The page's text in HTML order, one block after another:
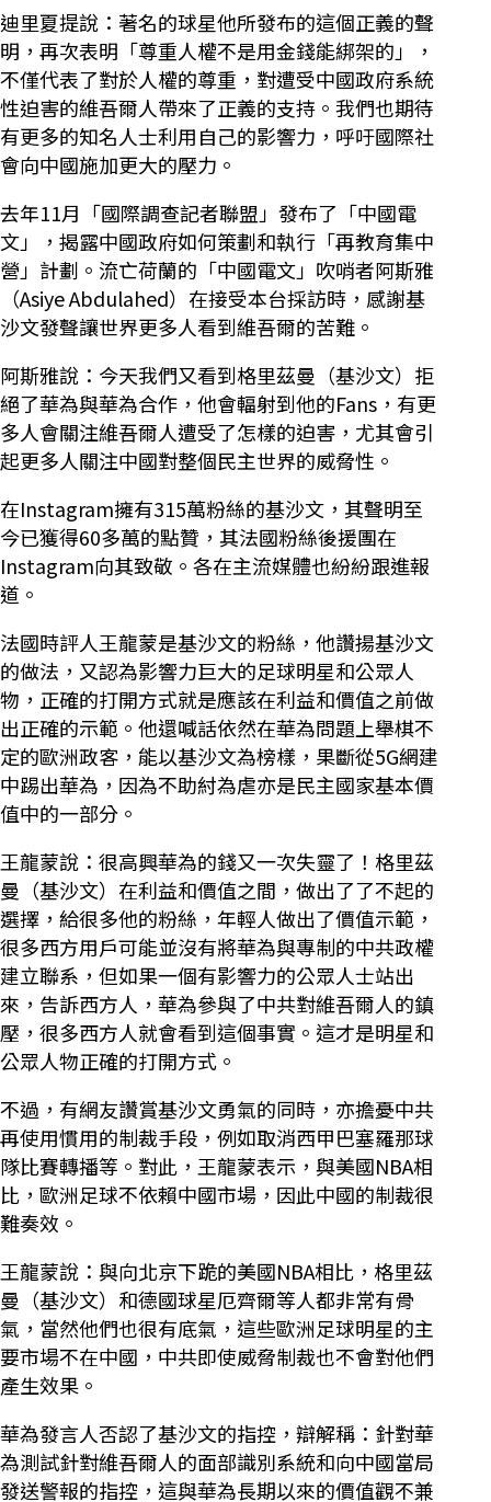
迪里夏提說：著名的球星他所發布的這個正義的聲
明，再次表明「尊重人權不是用金錢能綁架的」，
不僅代表了對於人權的尊重，對遭受中國政府系統
性迫害的維吾爾人帶來了正義的支持。我們也期待
有更多的知名人士利用自己的影響力，呼吁國際社
會向中國施加更大的壓力。
去年11月「國際調查記者聯盟」發布了「中國電
文」，揭露中國政府如何策劃和執行「再教育集中
營」計劃。流亡荷蘭的「中國電文」吹哨者阿斯雅
（Asiye Abdulahed）在接受本台採訪時，感謝基
沙文發聲讓世界更多人看到維吾爾的苦難。
阿斯雅說：今天我們又看到格里茲曼（基沙文）拒
絕了華為與華為合作，他會輻射到他的Fans，有更
多人會關注維吾爾人遭受了怎樣的迫害，尤其會引
起更多人關注中國對整個民主世界的威脅性。
在Instagram擁有315萬粉絲的基沙文，其聲明至
今已獲得60多萬的點贊，其法國粉絲後援團在
Instagram向其致敬。各在主流媒體也紛紛跟進報
道。
法國時評人王龍蒙是基沙文的粉絲，他讚揚基沙文
的做法，又認為影響力巨大的足球明星和公眾人
物，正確的打開方式就是應該在利益和價值之前做
出正確的示範。他還喊話依然在華為問題上舉棋不
定的歐洲政客，能以基沙文為榜樣，果斷從5G網建
中踢出華為，因為不助紂為虐亦是民主國家基本價
值中的一部分。
王龍蒙說：很高興華為的錢又一次失靈了！格里茲
曼（基沙文）在利益和價值之間，做出了了不起的
選擇，給很多他的粉絲，年輕人做出了價值示範，
很多西方用戶可能並沒有將華為與專制的中共政權
建立聯系，但如果一個有影響力的公眾人士站出
來，告訴西方人，華為參與了中共對維吾爾人的鎮
壓，很多西方人就會看到這個事實。這才是明星和
公眾人物正確的打開方式。
不過，有網友讚賞基沙文勇氣的同時，亦擔憂中共
再使用慣用的制裁手段，例如取消西甲巴塞羅那球
隊比賽轉播等。對此，王龍蒙表示，與美國NBA相
比，歐洲足球不依賴中國市場，因此中國的制裁很
難奏效。
王龍蒙說：與向北京下跪的美國NBA相比，格里茲
曼（基沙文）和德國球星厄齊爾等人都非常有骨
氣，當然他們也很有底氣，這些歐洲足球明星的主
要市場不在中國，中共即使威脅制裁也不會對他們
產生效果。
華為發言人否認了基沙文的指控，辯解稱：針對華
為測試針對維吾爾人的面部識別系統和向中國當局
發送警報的指控，這與華為長期以來的價值觀不兼